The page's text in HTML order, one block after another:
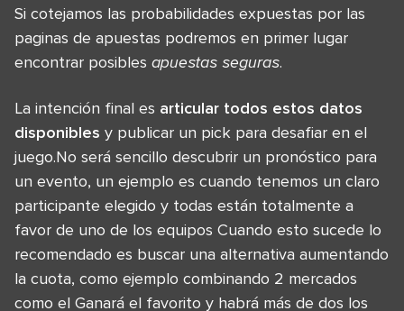
Si cotejamos las probabilidades expuestas por las
paginas de apuestas podremos en primer lugar
encontrar posibles apuestas seguras.
La intención final es articular todos estos datos
disponibles y publicar un pick para desafiar en el
juego.No será sencillo descubrir un pronóstico para
un evento, un ejemplo es cuando tenemos un claro
participante elegido y todas están totalmente a
favor de uno de los equipos Cuando esto sucede lo
recomendado es buscar una alternativa aumentando
la cuota, como ejemplo combinando 2 mercados
como el Ganará el favorito y habrá más de dos los